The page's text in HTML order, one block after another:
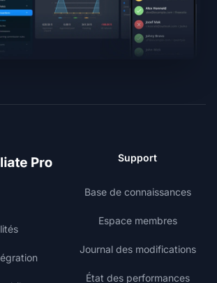
Support
Base de connaissances
Espace membres
Journal des modifications
État des performances